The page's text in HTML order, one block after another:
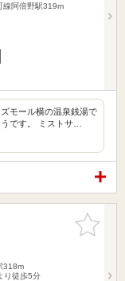
線阿倍野駅319m
モール横の温泉銭湯で
です。 ミストサ…
お気に入
りに追加
318m
り徒歩5分